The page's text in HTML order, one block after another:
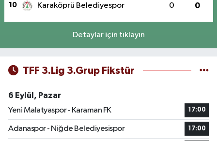
10 Karaköprü Belediyespor 0 0
Detaylar için tıklayın
TFF 3.Lig 3.Grup Fikstür
6 Eylül, Pazar
Yeni Malatyaspor - Karaman FK
17:00
Adanaspor - Niğde Belediyesispor 17:00